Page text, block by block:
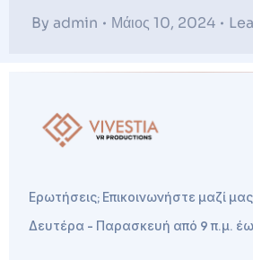
By admin Μάιος 10, 2024
Ερωτήσεις; Επικοινωνήστε μαζί μας
Δευτέρα - Παρασκευή από 9 π.μ.